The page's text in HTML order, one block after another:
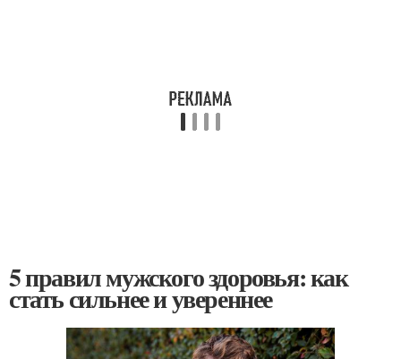
5 правил мужского здоровья: как
стать сильнее и увереннее